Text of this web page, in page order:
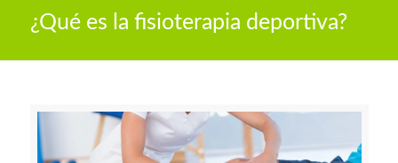
¿Qué es la fisioterapia deportiva?